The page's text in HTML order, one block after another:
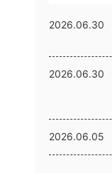
2026.06.30
2026.06.30
2026.06.05